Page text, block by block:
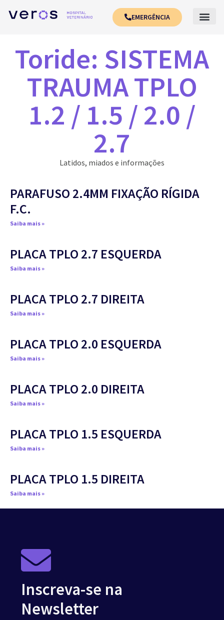
EMERGÊNCIA
Toride: SISTEMA
TRAUMA TPLO
1.2 / 1.5 / 2.0 /
2.7
Latidos, miados e informações
PARAFUSO 2.4MM FIXAÇÃO RÍGIDA
F.C.
Saiba mais »
PLACA TPLO 2.7 ESQUERDA
Saiba mais »
PLACA TPLO 2.7 DIREITA
Saiba mais »
PLACA TPLO 2.0 ESQUERDA
Saiba mais »
PLACA TPLO 2.0 DIREITA
Saiba mais »
PLACA TPLO 1.5 ESQUERDA
Saiba mais »
PLACA TPLO 1.5 DIREITA
Saiba mais »
Inscreva-se na
Newsletter